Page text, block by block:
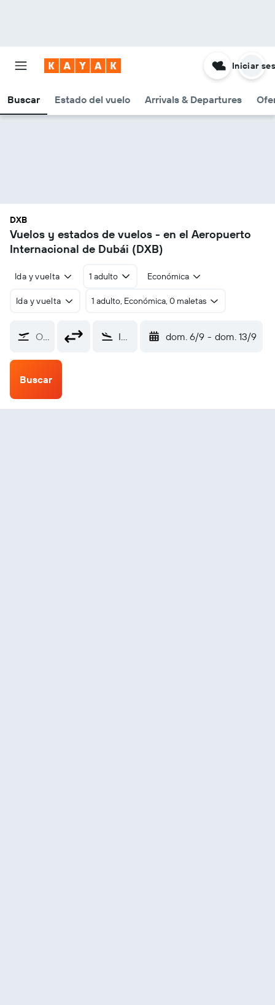
Buscar Estado del vuelo Arrivals & Departures
Iniciar
DXB
Vuelos y estados de vuelos - en el Aeropuerto
Internacional de Dubái (DXB)
Ida y vuelta 1 adulto Económica
Ida y vuelta 1 adulto, Económica, 0 maletas
Origen Internacional de Dubái (DXB) dom. 6/9 - dom. 13/9
Buscar